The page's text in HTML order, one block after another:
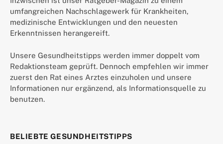
umfangreichen Nachschlagewerk für Krankheiten,
medizinische Entwicklungen und den neuesten
Erkenntnissen herangereift.
Unsere Gesundheitstipps werden immer doppelt vom
Redaktionsteam geprüft. Dennoch empfehlen wir immer
zuerst den Rat eines Arztes einzuholen und unsere
Informationen nur ergänzend, als Informationsquelle zu
benutzen.
BELIEBTE GESUNDHEITSTIPPS